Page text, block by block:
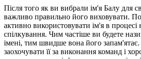
Після того як ви вибрали ім'я Балу для
важливо правильно його виховувати.
активно використовувати ім'я в процесі
спілкування. Чим частіше ви будете
імені, тим швидше вона його
заохочувати її за виконання команд і